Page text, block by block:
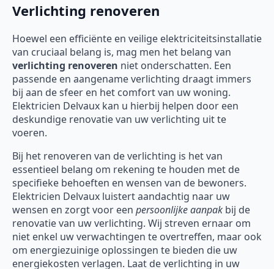
Verlichting renoveren
Hoewel een efficiënte en veilige elektriciteitsinstallatie
van cruciaal belang is, mag men het belang van
verlichting renoveren niet onderschatten. Een
passende en aangename verlichting draagt immers
bij aan de sfeer en het comfort van uw woning.
Elektricien Delvaux kan u hierbij helpen door een
deskundige renovatie van uw verlichting uit te
voeren.
Bij het renoveren van de verlichting is het van
essentieel belang om rekening te houden met de
specifieke behoeften en wensen van de bewoners.
Elektricien Delvaux luistert aandachtig naar uw
wensen en zorgt voor een persoonlijke aanpak bij de
renovatie van uw verlichting. Wij streven ernaar om
niet enkel uw verwachtingen te overtreffen, maar ook
om energiezuinige oplossingen te bieden die uw
energiekosten verlagen. Laat de verlichting in uw